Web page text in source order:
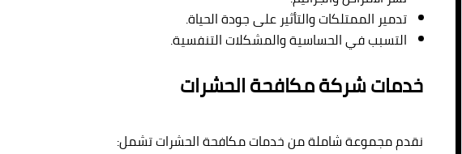
تدمير الممتلكات والتأثير على جودة الحياة.
التسبب في الحساسية والمشكلات التنفسية.
خدمات شركة مكافحة الحشرات
نقدم مجموعة شاملة من خدمات مكافحة الحشرات تشمل: